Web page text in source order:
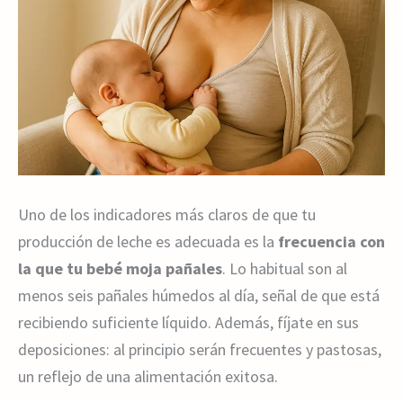
Uno de los indicadores más claros de que tu
producción de leche es adecuada es la frecuencia con
la que tu bebé moja pañales. Lo habitual son al
menos seis pañales húmedos al día, señal de que está
recibiendo suficiente líquido. Además, fíjate en sus
deposiciones: al principio serán frecuentes y pastosas,
un reflejo de una alimentación exitosa.